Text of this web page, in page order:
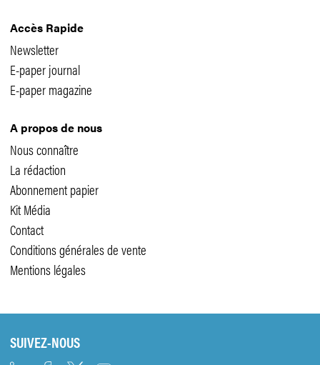
Accès Rapide
Newsletter
E-paper journal
E-paper magazine
A propos de nous
Nous connaître
La rédaction
Abonnement papier
Kit Média
Contact
Conditions générales de vente
Mentions légales
SUIVEZ-NOUS